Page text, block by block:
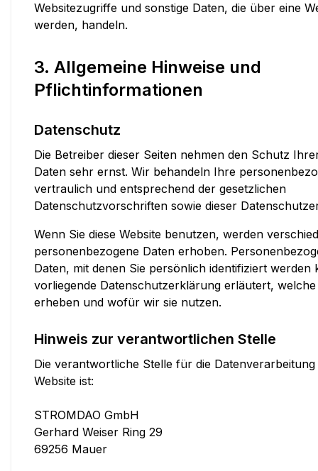
Websitezugriffe und sonstige Daten, die über eine
werden, handeln.
3. Allgemeine Hinweise und
Pflichtinformationen
Datenschutz
Die Betreiber dieser Seiten nehmen den Schutz
Daten sehr ernst. Wir behandeln Ihre
vertraulich und entsprechend der gesetzlichen
Datenschutzvorschriften sowie dieser
Wenn Sie diese Website benutzen, werden
personenbezogene Daten erhoben.
Daten, mit denen Sie persönlich identifiziert werden
vorliegende Datenschutzerklärung erläutert,
erheben und wofür wir sie nutzen.
Hinweis zur verantwortlichen Stelle
Die verantwortliche Stelle für die
Website ist:
STROMDAO GmbH
Gerhard Weiser Ring 29
69256 Mauer